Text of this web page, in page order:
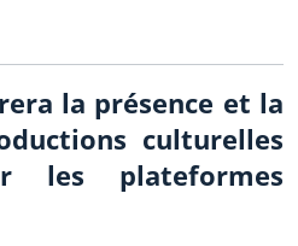
la présence et la
culturelles
les plateformes